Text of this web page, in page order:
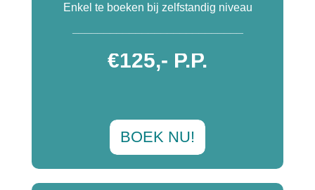
Enkel te boeken bij zelfstandig niveau
€125,- P.P.
BOEK NU!